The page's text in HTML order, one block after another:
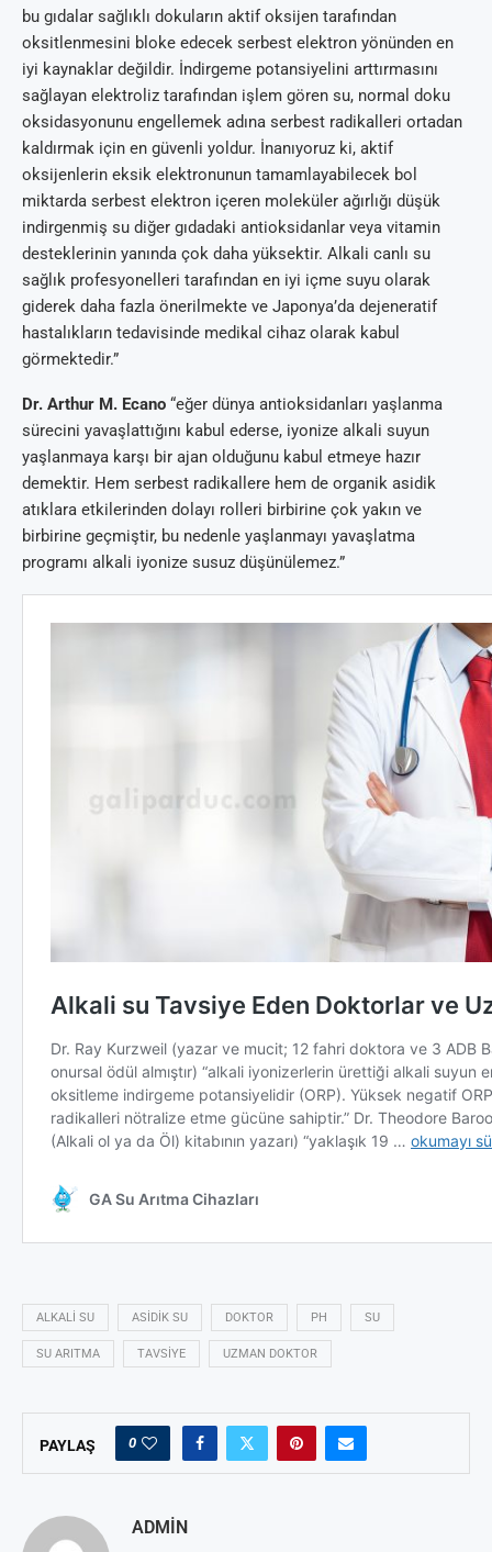
bu gıdalar sağlıklı dokuların aktif oksijen tarafından
oksitlenmesini bloke edecek serbest elektron yönünden en
iyi kaynaklar değildir. İndirgeme potansiyelini arttırmasını
sağlayan elektroliz tarafından işlem gören su, normal doku
oksidasyonunu engellemek adına serbest radikalleri ortadan
kaldırmak için en güvenli yoldur. İnanıyoruz ki, aktif
oksijenlerin eksik elektronunun tamamlayabilecek bol
miktarda serbest elektron içeren moleküler ağırlığı düşük
indirgenmiş su diğer gıdadaki antioksidanlar veya vitamin
desteklerinin yanında çok daha yüksektir. Alkali canlı su
sağlık profesyonelleri tarafından en iyi içme suyu olarak
giderek daha fazla önerilmekte ve Japonya’da dejeneratif
hastalıkların tedavisinde medikal cihaz olarak kabul
görmektedir.”
Dr. Arthur M. Ecano “eğer dünya antioksidanları yaşlanma
sürecini yavaşlattığını kabul ederse, iyonize alkali suyun
yaşlanmaya karşı bir ajan olduğunu kabul etmeye hazır
demektir. Hem serbest radikallere hem de organik asidik
atıklara etkilerinden dolayı rolleri birbirine çok yakın ve
birbirine geçmiştir, bu nedenle yaşlanmayı yavaşlatma
programı alkali iyonize susuz düşünülemez.”
ALKALI SU ASIDIK SU DOKTOR PH SU
SU ARITMA TAVSIYE UZMAN DOKTOR
PAYLAŞ 0
ADMIN